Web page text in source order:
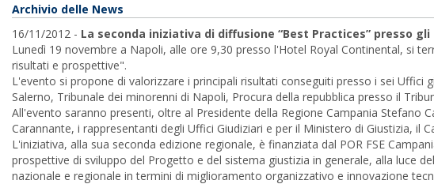
Archivio delle News
16/11/2012 - La seconda iniziativa di diffusione “Best Practices” presso
Lunedì 19 novembre a Napoli, alle ore 9,30 presso l'Hotel Royal Continental, si
risultati e prospettive".
L'evento si propone di valorizzare i principali risultati conseguiti presso i sei
Salerno, Tribunale dei minorenni di Napoli, Procura della repubblica presso il
All'evento saranno presenti, oltre al Presidente della Regione Campania Stefano
Carannante, i rappresentanti degli Uffici Giudiziari e per il Ministero di Giustizia, il
L'iniziativa, alla sua seconda edizione regionale, è finanziata dal POR FSE
prospettive di sviluppo del Progetto e del sistema giustizia in generale, alla luce
nazionale e regionale in termini di miglioramento organizzativo e innovazione